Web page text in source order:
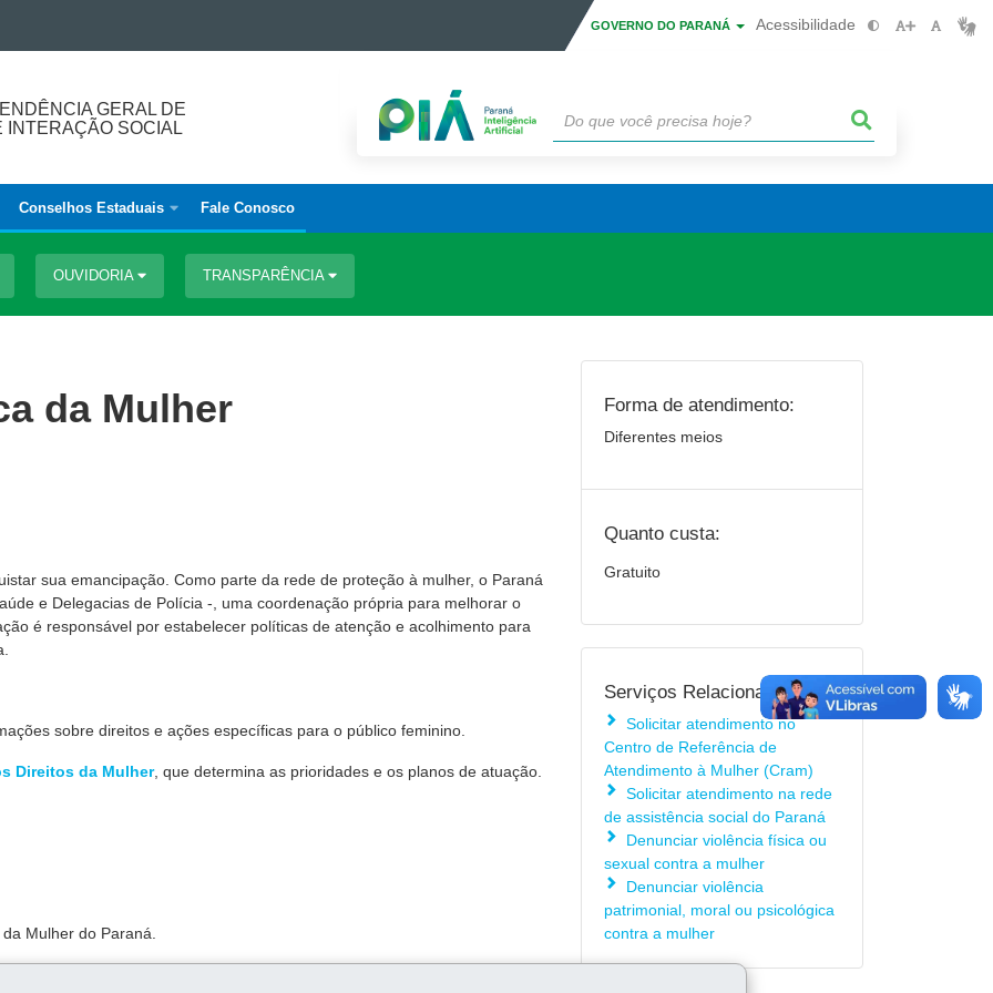
GOVERNO DO PARANÁ Acessibilidade
GERAL DE
INTERAÇÃO SOCIAL
Conselhos Estaduais Fale Conosco
OUVIDORIA TRANSPARÊNCIA
da Mulher
sua emancipação. Como parte da rede de proteção à mulher, o Paraná
e Delegacias de Polícia -, uma coordenação própria para melhorar o
é responsável por estabelecer políticas de atenção e acolhimento para
sobre direitos e ações específicas para o público feminino.
Direitos da Mulher, que determina as prioridades e os planos de atuação.
Mulher do Paraná.
como
Forma de atendimento:
Diferentes meios
Quanto custa:
Gratuito
Serviços Relacionados:
Solicitar atendimento no
Centro de Referência de
Atendimento à Mulher (Cram)
Solicitar atendimento na rede
de assistência social do Paraná
Denunciar violência física ou
sexual contra a mulher
Denunciar violência
patrimonial, moral ou psicológica
contra a mulher